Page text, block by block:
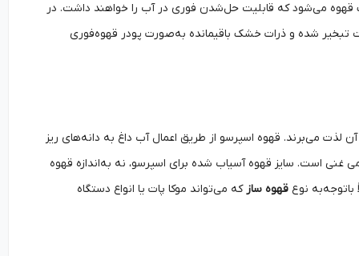
قهوه می‌شود که قابلیت حل‌شدن فوری در آب را خواهند داشت. در
شده و ذرات خشک باقیمانده به‌صورت پودر قهوه‌فوری
لذت می‌برند. قهوه اسپرسو از طریق اعمال آب داغ به دانه‌های ریز
است. سایز قهوه آسیاب شده برای اسپرسو، نه به‌اندازه قهوه
نوع قهوه سازکه می‌تواند موکا پات یا انواع دستگاه